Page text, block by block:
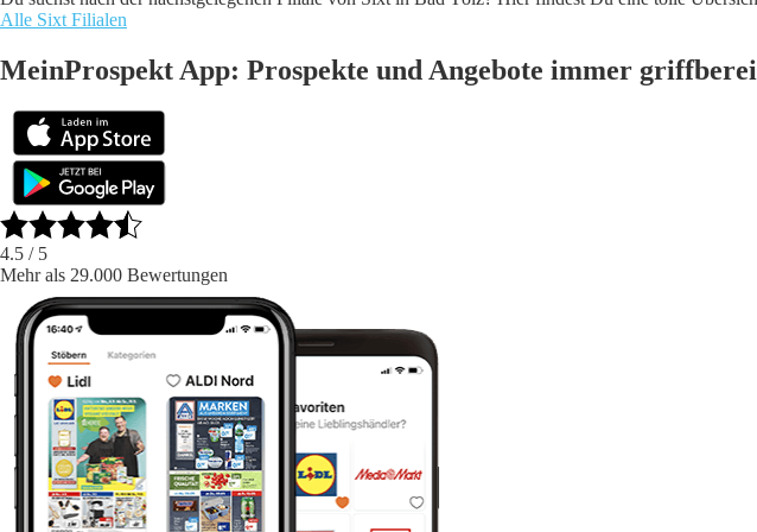
Alle Sixt Filialen
MeinProspekt App: Prospekte und Angebote immer
4.5 / 5
Mehr als 29.000 Bewertungen